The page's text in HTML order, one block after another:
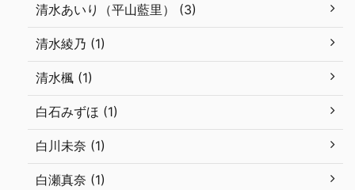
清水あいり（平山藍里） (3)
清水綾乃 (1)
清水楓 (1)
白石みずほ (1)
白川未奈 (1)
白瀬真奈 (1)